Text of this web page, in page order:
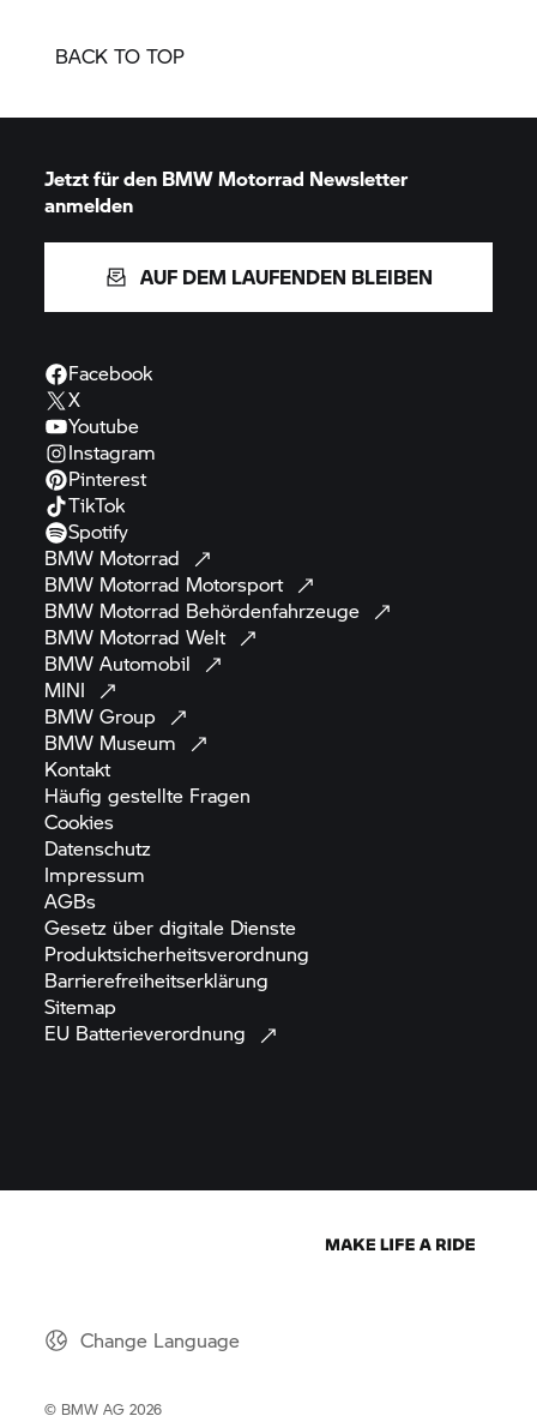
BACK TO TOP
Jetzt für den BMW Motorrad Newsletter
anmelden
AUF DEM LAUFENDEN BLEIBEN
Facebook
X
Youtube
Instagram
Pinterest
TikTok
Spotify
BMW Motorrad
BMW Motorrad Motorsport
BMW Motorrad Behördenfahrzeuge
BMW Motorrad Welt
BMWAutomobil
MINI
BMWGroup
BMW Museum
Kontakt
Häufig gestellte Fragen
Cookies
Datenschutz
Impressum
AGBs
Gesetz über digitale Dienste
Produktsicherheitsverordnung
Barrierefreiheitserklärung
Sitemap
EU Batterieverordnung
Change Language
© BMW AG 2026